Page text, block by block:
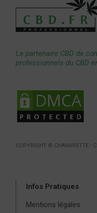
Le partenaire CBD de
professionnels du CBD
COPYRIGHT © CHANVRETTE -
Infos Pratiques
Mentions légales